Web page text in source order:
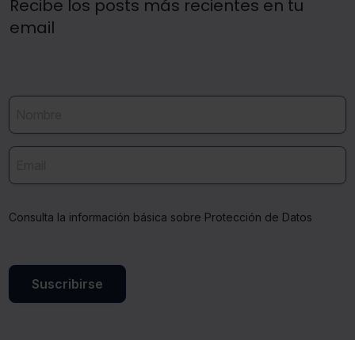
Recibe los posts más recientes en tu
email
Consulta la información básica sobre Protección de Datos
Suscribirse